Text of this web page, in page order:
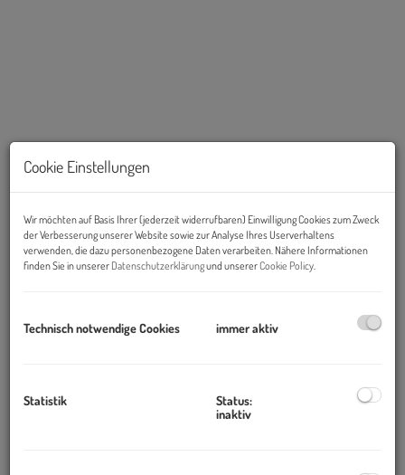
Anlage
Cookie Einstellungen
Wir möchten auf Basis Ihrer (jederzeit widerrufbaren) Einwilligung Cookies zum Zweck
der Verbesserung unserer Website sowie zur Analyse Ihres Userverhaltens
verwenden, die dazu personenbezogene Daten verarbeiten. Nähere Informationen
finden Sie in unserer Datenschutzerklärungund unsererCookie Policy.
Technisch notwendige Cookies immer aktiv
Statistik
Status:
inaktiv